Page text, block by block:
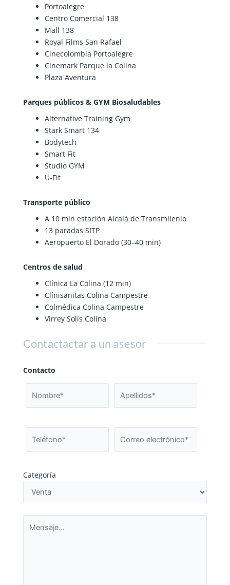
Portoalegre
Centro Comercial 138
Mall 138
Royal Films San Rafael
Cinecolombia Portoalegre
Cinemark Parque la Colina
Plaza Aventura
Parques públicos & GYM Biosaludables
Alternative Training Gym
Stark Smart 134
Bodytech
Smart Fit
Studio GYM
U-Fit
Transporte público
A 10 min estación Alcalá de Transmilenio
13 paradas SITP
Aeropuerto El Dorado (30–40 min)
Centros de salud
Clínica La Colina (12 min)
Clínisanitas Colina Campestre
Colmédica Colina Campestre
Virrey Solís Colina
Contactactar a un asesor
Contacto
Categoría